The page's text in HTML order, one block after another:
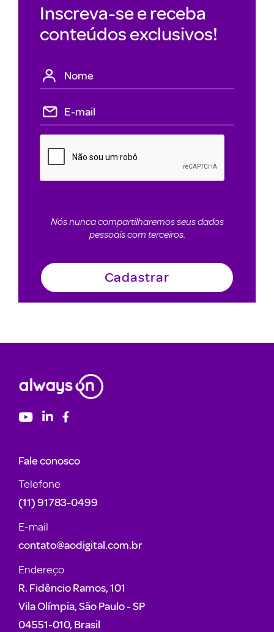
Inscreva-se e receba
conteúdos exclusivos!
Nós nunca compartilharemos seus dados
pessoais com terceiros.
Fale conosco
Telefone
(11) 91783-0499
E-mail
contato@aodigital.com.br
Endereço
R. Fidêncio Ramos, 101
Vila Olímpia, São Paulo - SP
04551-010, Brasil